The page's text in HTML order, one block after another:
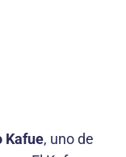
Kafue, uno de